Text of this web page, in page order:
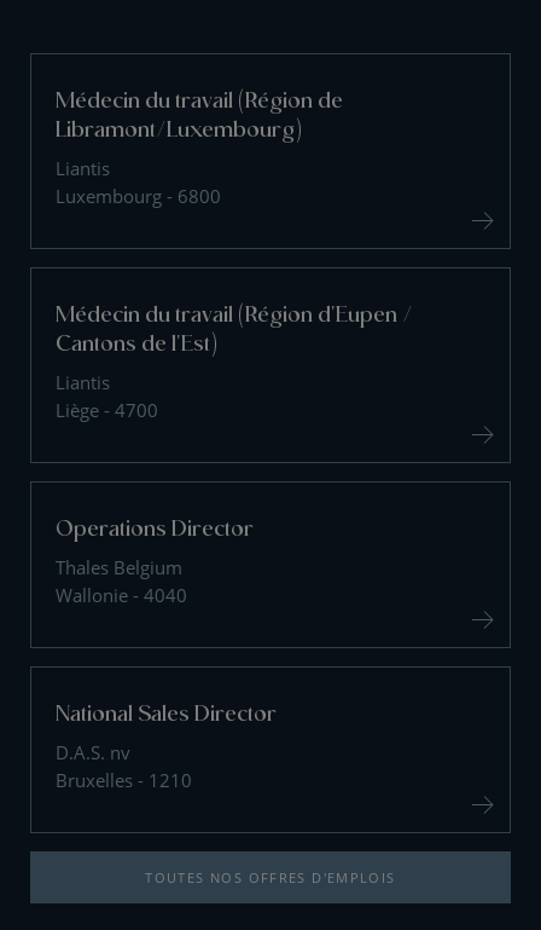
Médecin du travail (Région de
Libramont/Luxembourg)
Liantis
Luxembourg - 6800
Médecin du travail (Région d'Eupen /
Cantons de l'Est)
Liantis
Liège - 4700
Operations Director
Thales Belgium
Wallonie - 4040
National Sales Director
D.A.S. nv
Bruxelles - 1210
TOUTES NOS OFFRES D'EMPLOIS